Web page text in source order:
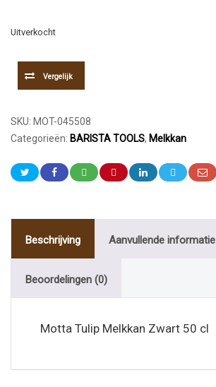
Uitverkocht
Vergelijk
SKU: MOT-045508
Categorieën: BARISTA TOOLS, Melkkan
Beschrijving Aanvullende informatie
Beoordelingen (0)
Motta Tulip Melkkan Zwart 50 cl